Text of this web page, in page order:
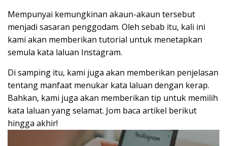
Mempunyai kemungkinan akaun-akaun tersebut
menjadi sasaran penggodam. Oleh sebab itu, kali ini
kami akan memberikan tutorial untuk menetapkan
semula kata laluan Instagram.
Di samping itu, kami juga akan memberikan penjelasan
tentang manfaat menukar kata laluan dengan kerap.
Bahkan, kami juga akan memberikan tip untuk memilih
kata laluan yang selamat. Jom baca artikel berikut
hingga akhir!